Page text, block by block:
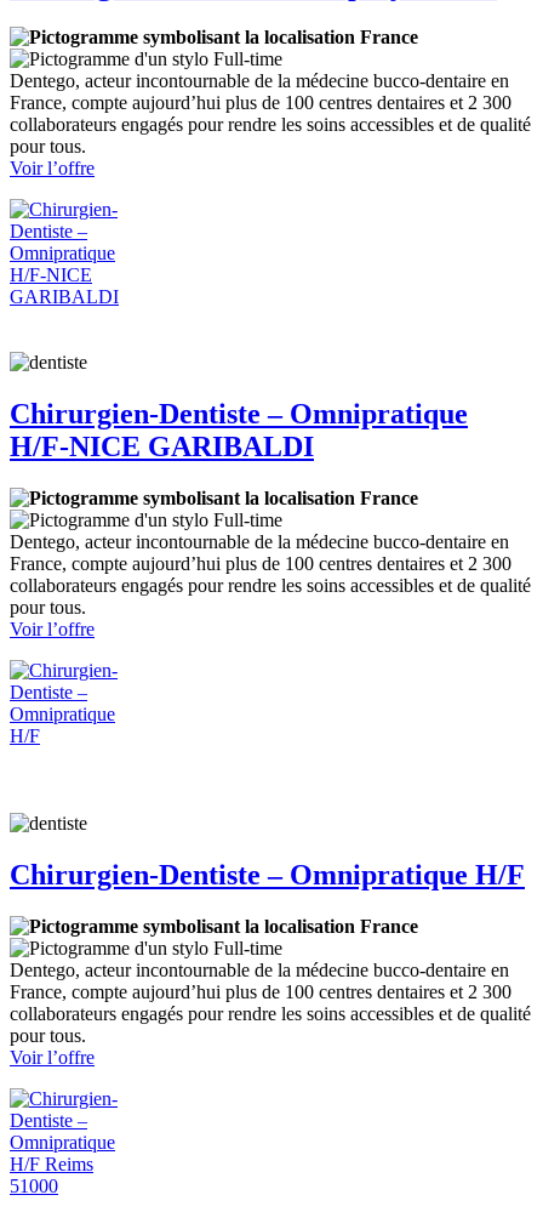
France
Full-time
Dentego, acteur incontournable de la médecine bucco-dentaire en
France, compte aujourd’hui plus de 100 centres dentaires et 2 300
collaborateurs engagés pour rendre les soins accessibles et de qualité
pour tous.
Voir l’offre:
Dentiste
Remplaçant
Chirurgien-Dentiste – Omnipratique
H/F-NICE GARIBALDI
France
Full-time
Dentego, acteur incontournable de la médecine bucco-dentaire en
France, compte aujourd’hui plus de 100 centres dentaires et 2 300
collaborateurs engagés pour rendre les soins accessibles et de qualité
pour tous.
Voir l’offre:
Dentiste
Omnipratique
Chirurgien-Dentiste – Omnipratique H/F
France
Full-time
Dentego, acteur incontournable de la médecine bucco-dentaire en
France, compte aujourd’hui plus de 100 centres dentaires et 2 300
collaborateurs engagés pour rendre les soins accessibles et de qualité
pour tous.
Voir l’offre:
Dentiste
Omnipratique